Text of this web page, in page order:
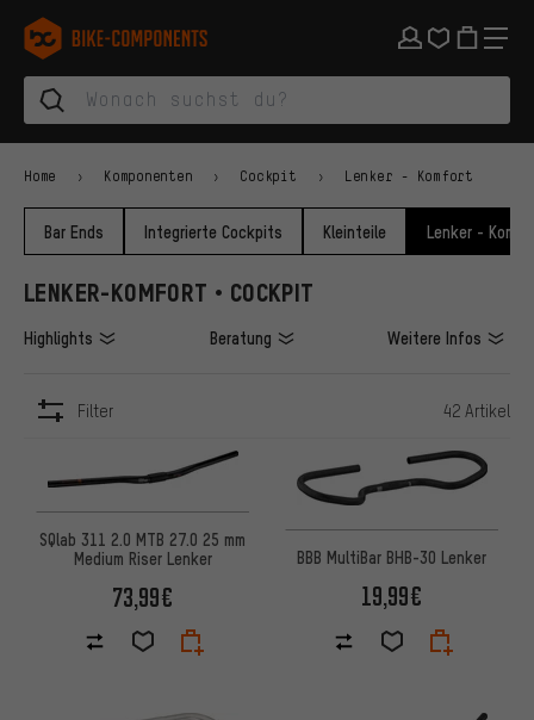
Zur Hauptnavigation springen
Zur Kategorienavigation springen
Zum Inhalt springen
Zu Marken und Newsletter springen
Zur Fußzeile springen
bike-components.de Startseite
Home Komponenten Cockpit Lenker - Komfort
Bar Ends Integrierte Cockpits Kleinteile Lenker -
LENKER-KOMFORT • COCKPIT
Highlights Beratung Weitere Infos
Filter 42 Artikel
SQlab 311 2.0 MTB 27.0 25 mm
Medium Riser Lenker
73,99€
BBB MultiBar BHB-30 Lenker
19,99€